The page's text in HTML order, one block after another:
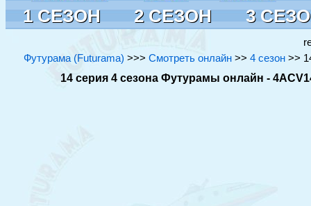
1 СЕЗОН 2 СЕЗОН 3
Футурама (Futurama) >>> Смотреть онлайн >> 4 сезон >>
14 серия 4 сезона Футурамы онлайн -